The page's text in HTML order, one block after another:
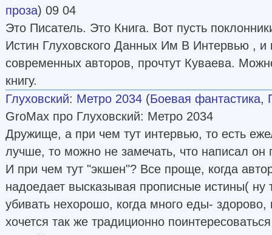
проза) 09 04
Это Писатель. Это Книга. Вот пусть
Истин Глуховского Данных Им В Интервью , и
современных авторов, прочтут Куваева.
книгу.
Глуховский: Метро 2034 (Боевая фантастика,
GroMax про Глуховский: Метро 2034
Дружище, а при чем тут интервью, то есть
лучше, то можно не замечать, что написал
И при чем тут "экшен"? Все проще, когда
надоедает высказывая прописные истины(
убивать нехорошо, когда много еды-
хочется так же традиционно